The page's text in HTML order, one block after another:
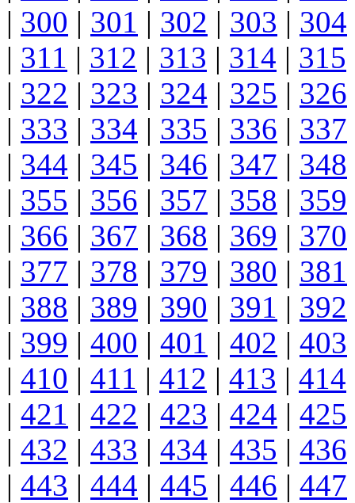
| 300 | 301 | 302 | 303 | 304
| 311 | 312 | 313 | 314 | 315
| 322 | 323 | 324 | 325 | 326
| 333 | 334 | 335 | 336 | 337
| 344 | 345 | 346 | 347 | 348
| 355 | 356 | 357 | 358 | 359
| 366 | 367 | 368 | 369 | 370
| 377 | 378 | 379 | 380 | 381
| 388 | 389 | 390 | 391 | 392
| 399 | 400 | 401 | 402 | 403
| 410 | 411 | 412 | 413 | 414
| 421 | 422 | 423 | 424 | 425
| 432 | 433 | 434 | 435 | 436
| 443 | 444 | 445 | 446 | 447